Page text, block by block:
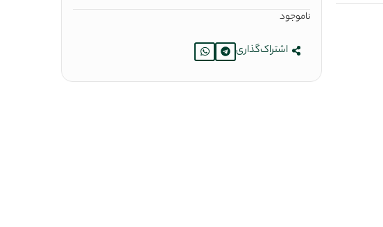
ناموجود
اشتراک‌گذاری